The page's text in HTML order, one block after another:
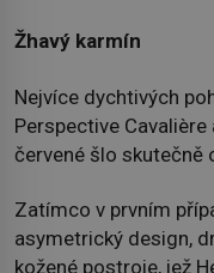
Žhavý karmín
Nejvíce dychtivých
Perspective
červené šlo skutečně
Zatímco v prvním
asymetrický design,
kožené postroje, jež